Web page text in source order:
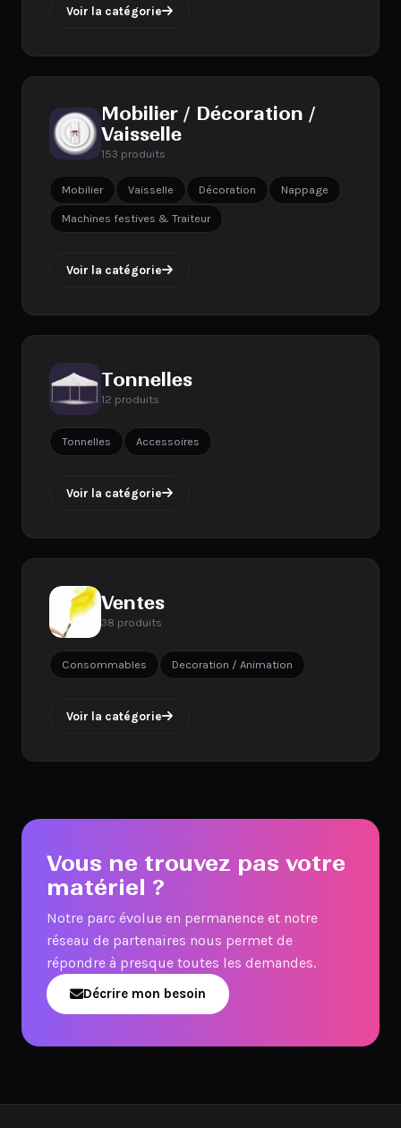
Voir la catégorie
Mobilier / Décoration /
Vaisselle
153 produits
Mobilier Vaisselle Décoration Nappage
Machines festives & Traiteur
Voir la catégorie
Tonnelles
12 produits
Tonnelles Accessoires
Voir la catégorie
Ventes
38 produits
Consommables Decoration / Animation
Voir la catégorie
Vous ne trouvez pas votre
matériel ?
Notre parc évolue en permanence et notre
réseau de partenaires nous permet de
répondre à presque toutes les demandes.
Décrire mon besoin